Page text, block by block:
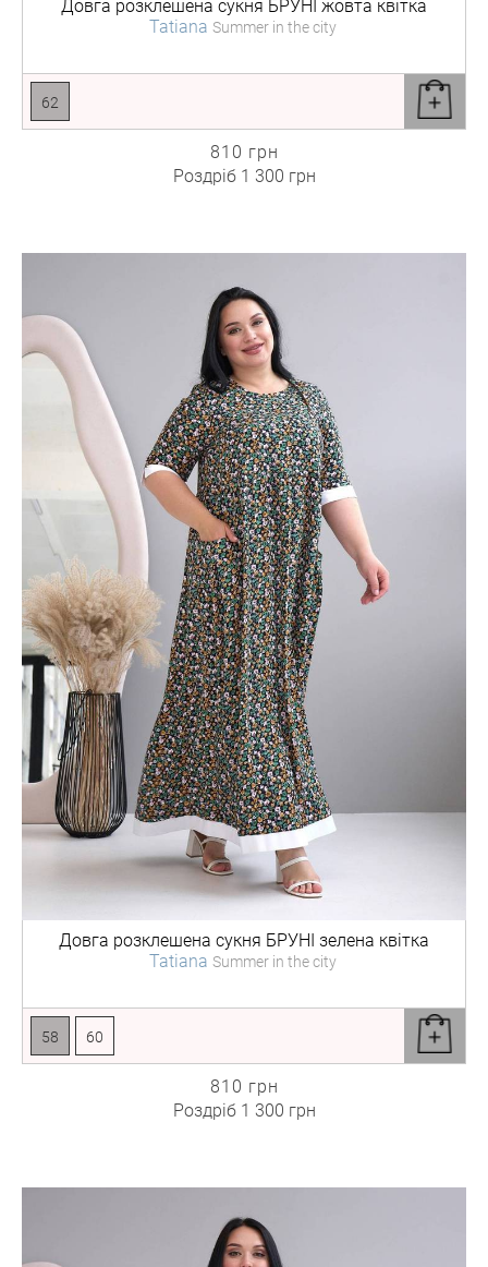
Довга розклешена сукня БРУНІ жовта квітка
Tatiana Summer in the city
62
810 грн
Роздріб 1 300 грн
Довга розклешена сукня БРУНІ зелена квітка
Tatiana Summer in the city
58 60
810 грн
Роздріб 1 300 грн